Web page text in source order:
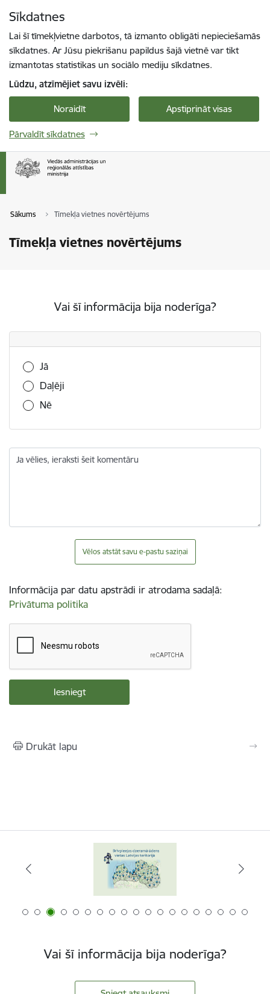
Sīkdatnes
Lai šī tīmekļvietne darbotos, tā izmanto obligāti nepieciešamās
sīkdatnes. Ar Jūsu piekrišanu papildus šajā vietnē var tikt
izmantotas statistikas un sociālo mediju sīkdatnes.
Lūdzu, atzīmējiet savu izvēli:
Noraidīt Apstiprināt visas
Pārvaldīt sīkdatnes
Sākums Tīmekļa vietnes novērtējums
Tīmekļa vietnes novērtējums
Vai šī informācija bija noderīga?
Vai šī informācija bija noderīga?
Jā
Daļēji
Nē
Ja vēlies, ieraksti šeit komentāru
Vēlos atstāt savu e-pastu saziņai
Informācija par datu apstrādi ir atrodama sadaļā:
Privātuma politika
Drukāt lapu
Vai šī informācija bija noderīga?